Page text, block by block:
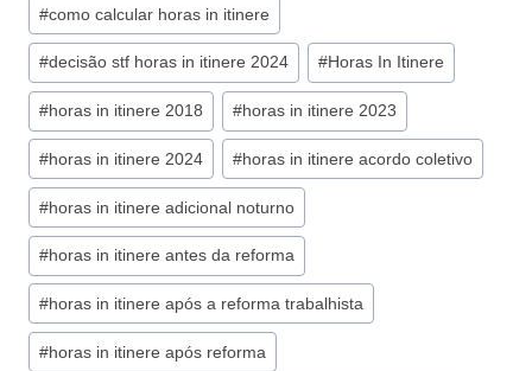
#como calcular horas in itinere
#decisão stf horas in itinere 2024 #Horas In Itinere
#horas in itinere 2018 #horas in itinere 2023
#horas in itinere 2024 #horas in itinere acordo coletivo
#horas in itinere adicional noturno
#horas in itinere antes da reforma
#horas in itinere após a reforma trabalhista
#horas in itinere após reforma